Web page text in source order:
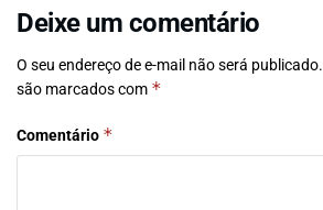
Deixe um comentário
O seu endereço de e-mail não será publicado.
são marcados com *
Comentário *